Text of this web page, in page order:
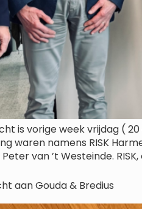
is vorige week vrijdag (
waren namens RISK
van ’t Westeinde.
aan Gouda & Bredius